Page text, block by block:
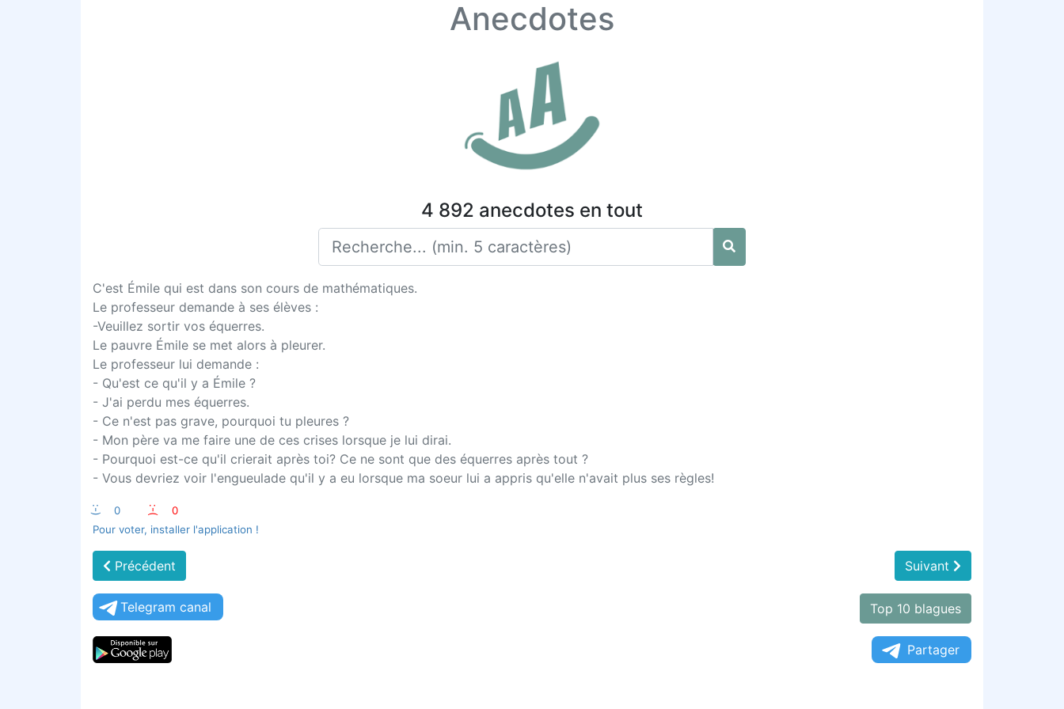
Anecdotes
4 892 anecdotes en tout
C'est Émile qui est dans son cours de mathématiques.
Le professeur demande à ses élèves :
-Veuillez sortir vos équerres.
Le pauvre Émile se met alors à pleurer.
Le professeur lui demande :
- Qu'est ce qu'il y a Émile ?
- J'ai perdu mes équerres.
- Ce n'est pas grave, pourquoi tu pleures ?
- Mon père va me faire une de ces crises lorsque je lui dirai.
- Pourquoi est-ce qu'il crierait après toi? Ce ne sont que des équerres après tout ?
- Vous devriez voir l'engueulade qu'il y a eu lorsque ma soeur lui a appris qu'elle n'avait plus ses règles!
:-) 0 :-(
0
Pour voter, installer l'application !
Précédent Suivant
Telegram canal Top 10 blagues
Partager